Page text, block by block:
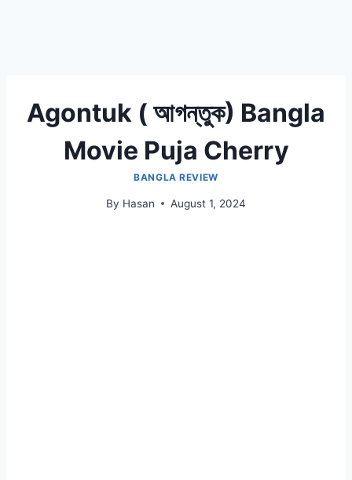
Agontuk ( আগন্তুক) Bangla
Movie Puja Cherry
BANGLA REVIEW
By Hasan August 1, 2024